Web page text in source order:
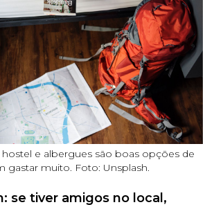
hostel e albergues são boas opções de
gastar muito. Foto: Unsplash.
se tiver amigos no local,